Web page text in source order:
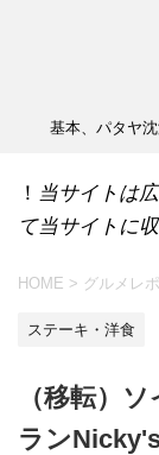
基本、パタヤ
！ 当サイトは
て当サイトに
HOME > グルメレ
ステーキ・洋食
（移転）
ラン